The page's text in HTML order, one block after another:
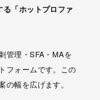
「ホットプロファ
管理・SFA・MAを
フォームです。この
幅を広げます。